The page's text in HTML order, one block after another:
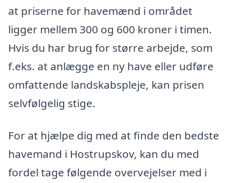
at priserne for havemænd i området
ligger mellem 300 og 600 kroner i timen.
Hvis du har brug for større arbejde, som
f.eks. at anlægge en ny have eller udføre
omfattende landskabspleje, kan prisen
selvfølgelig stige.
For at hjælpe dig med at finde den bedste
havemand i Hostrupskov, kan du med
fordel tage følgende overvejelser med i